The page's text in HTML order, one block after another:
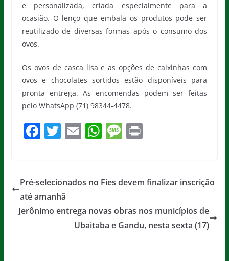
e personalizada, criada especialmente para a
ocasião. O lenço que embala os produtos pode ser
reutilizado de diversas formas após o consumo dos
ovos.
Os ovos de casca lisa e as opções de caixinhas com
ovos e chocolates sortidos estão disponíveis para
pronta entrega. As encomendas podem ser feitas
pelo WhatsApp (71) 98344-4478.
F
e
b
o
T
er
E
l
W
s
p
p
M
a
e
Pr
Pré-selecionados no Fies devem finalizar inscrição
até amanhã
Jerônimo entrega novas obras nos municípios de
Ubaitaba e Gandu, nesta sexta (17)